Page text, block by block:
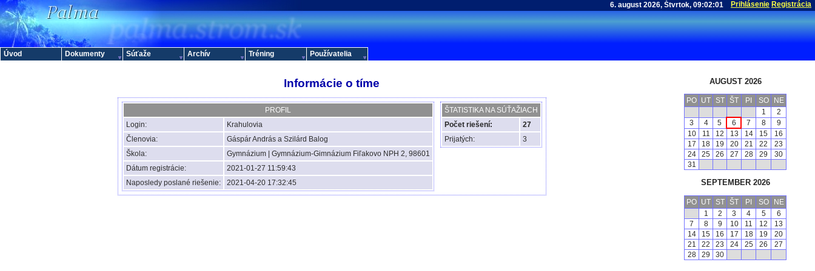
Prihlásenie Registrácia
Informácie o tíme
PROFIL
Login:
Krahulovia
Členovia:
Gáspár András a Szilárd Balog
Škola:
Gymnázium | Gymnázium-Gimnázium Fiľakovo NPH 2, 98601
Dátum registrácie:
2021-01-27 11:59:43
Naposledy poslané riešenie:
2021-04-20 17:32:45
ŠTATISTIKA NA SÚŤAŽIACH
Počet riešení:
27
Prijatých:
3
AUGUST 2026
PO UT ST ŠT PI SO
NE
1
2
3
4 5 6 7 8
9
10
11 12 13 14 15
16
17
18 19 20 21 22
23
24
25 26 27 28 29
30
31
SEPTEMBER 2026
PO UT ST ŠT PI SO
NE
1
2 3 4 5
6
7
8 9 10 11 12
13
14
15 16 17 18 19
20
21
22 23 24 25 26
27
28
29 30
Úvod Dokumenty Súťaže Archív Tréning Používatelia